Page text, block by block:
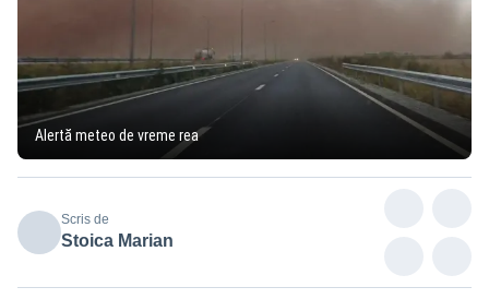
Alertă meteo de vreme rea
Scris de
Stoica Marian